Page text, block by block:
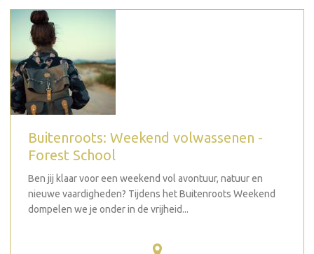
Buitenroots: Weekend volwassenen -
Forest School
Ben jij klaar voor een weekend vol avontuur, natuur en
nieuwe vaardigheden? Tijdens het Buitenroots Weekend
dompelen we je onder in de vrijheid...